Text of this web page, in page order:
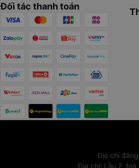
Đối tác thanh toán
Địa chỉ
Địa chỉ: Lầu 2, toà